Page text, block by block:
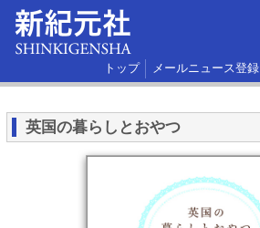
トップ メールニュース登録
英国の暮らしとおやつ